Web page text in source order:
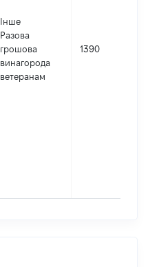
Інше
Разова
грошова
винагорода
ветеранам
1390